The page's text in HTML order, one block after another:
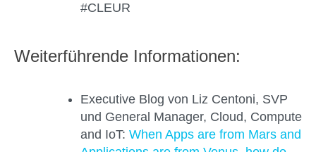
#CLEUR
Weiterführende Informationen:
Executive Blog von Liz Centoni, SVP
und General Manager, Cloud, Compute
and IoT: When Apps are from Mars and